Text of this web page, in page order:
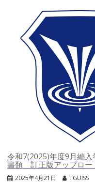
令和7(2025)年度9月編
書類 訂正版アップロー
2025年4月21日 TGUISS